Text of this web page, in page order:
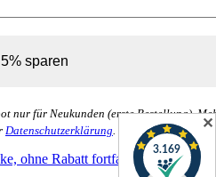
nur für Neukunden (erste Bestellung).
Datenschutzerklärung
ohne Rabatt fortfahren
✕